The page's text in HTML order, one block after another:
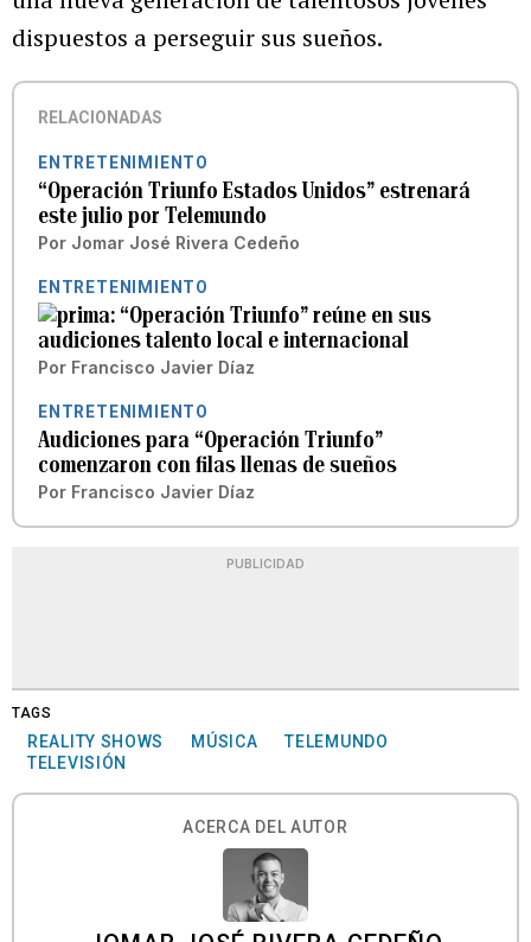
dispuestos a perseguir sus sueños.
RELACIONADAS
ENTRETENIMIENTO
“Operación Triunfo Estados Unidos” estrenará
este julio por Telemundo
Por Jomar José Rivera Cedeño
ENTRETENIMIENTO
“Operación Triunfo” reúne en sus
audiciones talento local e internacional
Por Francisco Javier Díaz
ENTRETENIMIENTO
Audiciones para “Operación Triunfo”
comenzaron con filas llenas de sueños
Por Francisco Javier Díaz
PUBLICIDAD
TAGS
REALITY SHOWS MÚSICA
TELEMUNDO
TELEVISIÓN
ACERCA DEL AUTOR